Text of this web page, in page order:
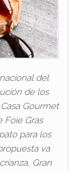
del
de los
Gourmet
Foie Gras
para los
va
Gran